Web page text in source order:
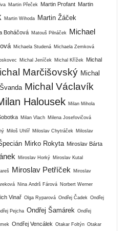
Martin Přeček Martin Profant Martin
Martin Wihoda Martin Žáček
Boháčová Matouš Pilnáček
Michael
Michaela Studená Michaela Zemková
Michal Jeníček Michal Křížek Michal
Marčišovský Michal
Michal Václavík
Halousek Milan Mihola
Milan Vlach Milena Josefovičová
Miloš Uhlíř Miloslav Chytráček Miloslav
Mirko Rokyta Miroslav Bárta
Miroslav Horký Miroslav Kutal
Miroslav Petříček Miroslav
Nina Andrš Fárová Norbert Werner
Vinař Olga Ryparová Ondřej Čadek Ondřej
Pejcha Ondřej Šamárek Ondřej
Ondřej Vencálek Otakar Foltýn Otakar